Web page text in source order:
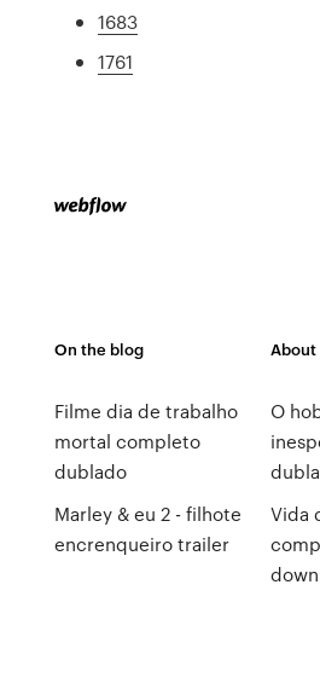
1683
1761
On the blog
Filme dia de trabalho
mortal completo
dublado
Marley & eu 2 - filhote
encrenqueiro trailer
About
O
Vida